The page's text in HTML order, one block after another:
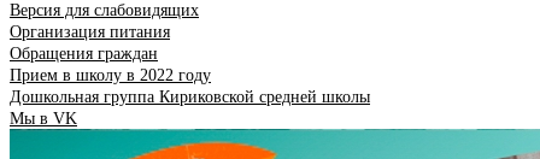
Версия для слабовидящих
Организация питания
Обращения граждан
Прием в школу в 2022 году
Дошкольная группа Кириковской средней школы
Мы в VK